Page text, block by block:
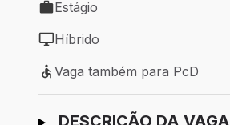
Tipo de vaga: Estágio
Estágio
Modelo de trabalho: Híbrido
Híbrido
Vaga também para PcD
Vaga também para PcD
Ir para candidatura